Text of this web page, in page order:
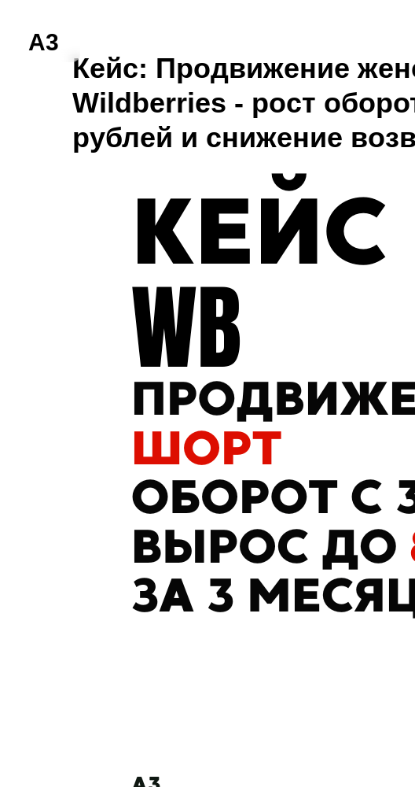
A3
Кейс: Продвижение
Wildberries - рост
рублей и снижение